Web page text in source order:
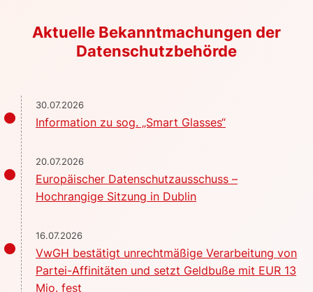
Aktuelle Bekanntmachungen der
Datenschutzbehörde
30.07.2026
Information zu sog. „Smart Glasses“
20.07.2026
Europäischer Datenschutzausschuss –
Hochrangige Sitzung in Dublin
16.07.2026
VwGH bestätigt unrechtmäßige Verarbeitung von
Partei-Affinitäten und setzt Geldbuße mit EUR 13
Mio. fest